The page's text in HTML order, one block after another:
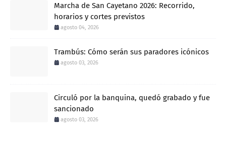
Marcha de San Cayetano 2026: Recorrido,
horarios y cortes previstos
agosto 04, 2026
Trambús: Cómo serán sus paradores icónicos
agosto 03, 2026
Circuló por la banquina, quedó grabado y fue
sancionado
agosto 03, 2026